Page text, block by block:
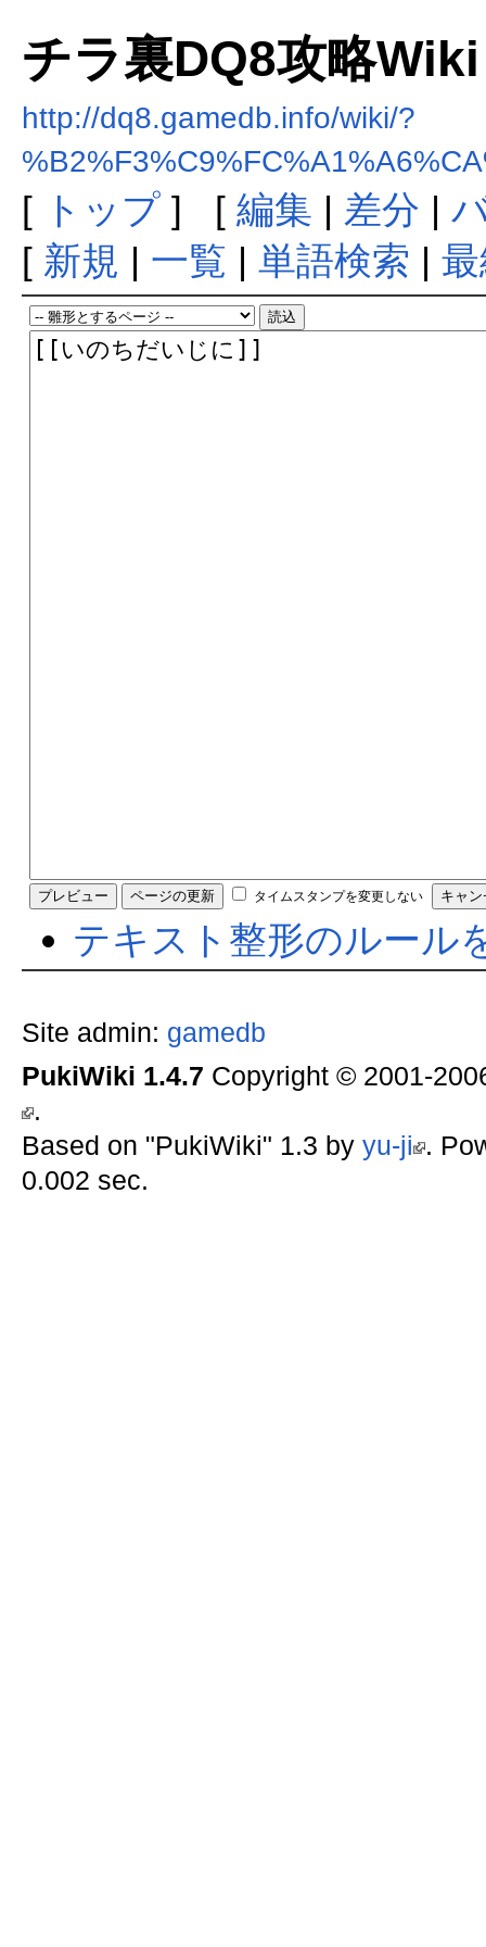
チラ裏DQ8攻略
http://dq8.gamedb.info/wiki/?
[ トップ] [ 編集 | 差分 |
[ 新規 | 一覧 | 単語検索 |
タイムスタンプを変更しない
テキスト整形のルール
Site admin: gamedb
PukiWiki 1.4.7 Copyright © 2001-
.
Based on "PukiWiki" 1.3 by yu-ji .
0.002 sec.